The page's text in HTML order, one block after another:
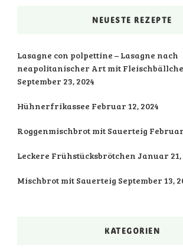
NEUESTE REZEPTE
Lasagne con polpettine – Lasagne nach
neapolitanischer Art mit
September 23, 2024
Hühnerfrikassee Februar 12, 2024
Roggenmischbrot mit Sauerteig Februar
Leckere Frühstücksbrötchen Januar 21,
Mischbrot mit Sauerteig September 13,
KATEGORIEN